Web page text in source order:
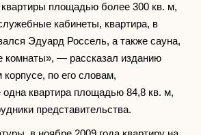
квартиры площадью более 300 кв. м,
кабинеты, квартира, в
Эдуард Россель, а также сауна,
комнаты», — рассказал изданию
по его словам,
одна квартира площадью 84,8 кв. м,
представительства.